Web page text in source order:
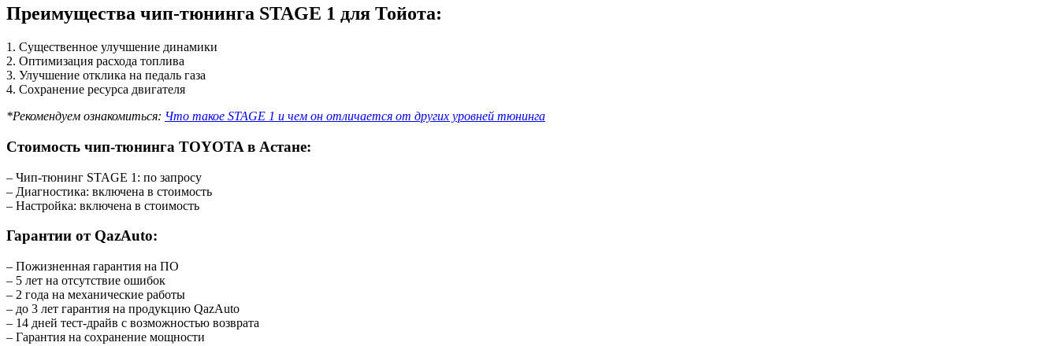
Преимущества чип-тюнинга STAGE 1 для Тойота:
1. Существенное улучшение динамики
2. Оптимизация расхода топлива
3. Улучшение отклика на педаль газа
4. Сохранение ресурса двигателя
*Рекомендуем ознакомиться: Что такое STAGE 1 и чем он отличается от других уровней тюнинга
Стоимость чип-тюнинга TOYOTA в Астане:
– Чип-тюнинг STAGE 1: по запросу
– Диагностика: включена в стоимость
– Настройка: включена в стоимость
Гарантии от QazAuto:
– Пожизненная гарантия на ПО
– 5 лет на отсутствие ошибок
– 2 года на механические работы
– до 3 лет гарантия на продукцию QazAuto
– 14 дней тест-драйв с возможностью возврата
– Гарантия на сохранение мощности